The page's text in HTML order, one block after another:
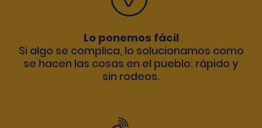
Lo ponemos fácil
Si algo se complica, lo solucionamos como
se hacen las cosas en el pueblo: rápido y
sin rodeos.